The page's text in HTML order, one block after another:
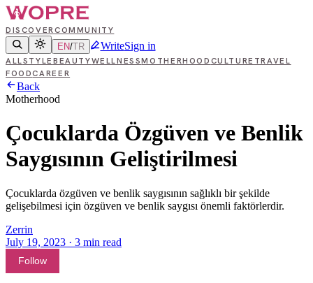
DISCOVERCOMMUNITY
EN/TR WriteSign in
ALLSTYLE BEAUTYWELLNESSMOTHERHOOD CULTURE TRAVEL
FOODCAREER
Back
Motherhood
Çocuklarda Özgüven ve Benlik
Saygısının Geliştirilmesi
Çocuklarda özgüven ve benlik saygısının sağlıklı bir şekilde
gelişebilmesi için özgüven ve benlik saygısı önemli faktörlerdir.
Zerrin
July 19, 2023 · 3 min read
Follow